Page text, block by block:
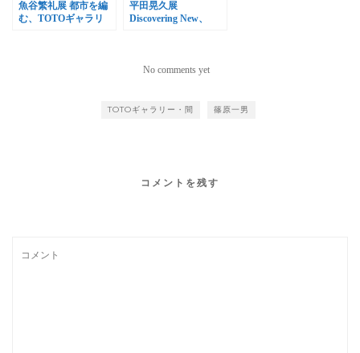
魚谷繁礼展 都市を編
む、TOTOギャラリ
平田晃久展
Discovering New、
No comments yet
TOTOギャラリー・間 篠原一男
コメントを残す